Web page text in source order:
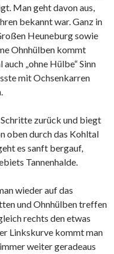
Man geht davon aus,
bekannt war. Ganz in
Heuneburg sowie
Ohnhülben kommt
„ohne Hülbe“ Sinn
mit Ochsenkarren
Schritte zurück und biegt
oben durch das Kohltal
es sanft bergauf,
Tannenhalde.
wieder auf das
und Ohnhülben treffen
rechts den etwas
Linkskurve kommt man
weiter geradeaus